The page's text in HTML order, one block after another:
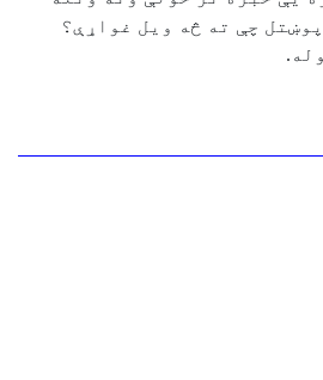
چې ته څه ویل غواړې؟